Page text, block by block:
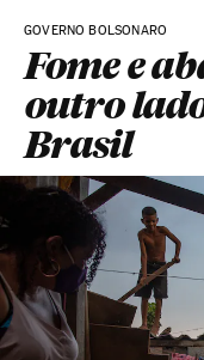
GOVERNO BOLSONARO
Fome e
outro
Brasil